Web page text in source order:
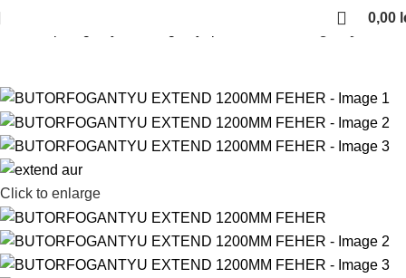
0,00
Feher fogantyuk
Click to enlarge